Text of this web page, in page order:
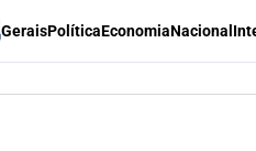
GeraisPolíticaEconomiaNacional